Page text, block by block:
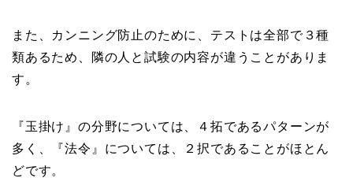
また、カンニング防止のために、テストは全部で３種
類あるため、隣の人と試験の内容が違うことがありま
す。
『玉掛け』の分野については、４拓であるパターンが
多く、『法令』については、２択であることがほとん
どです。